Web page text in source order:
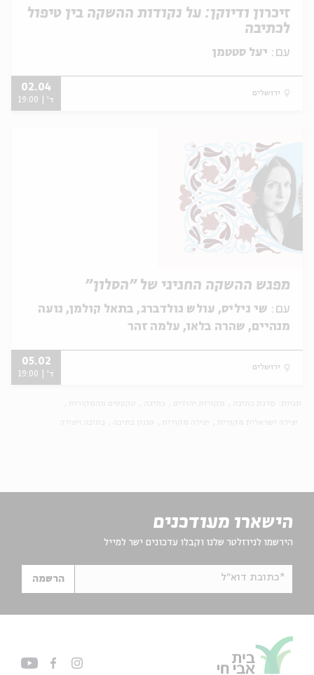
זיכרון ודיוקן: על נקודות ההשקה בין טיפול
לכתיבה
עם: יעל סטטמן
ירושלים
02.04
ד' | 19:00
מפגש ההשקה החגיגי של ״הסלון״
עם: שי גיליס, עולש גולדברג, בתאל קולמן, נועה
מנהיים, שהרה בלאו, עלמה זהר
ירושלים
05.02
ד' | 19:00
הישארו מעודכנים
הירשמו לניוזלטר שלנו וקבלו עדכונים ישר למייל
*כתובת דוא"ל הרשמה